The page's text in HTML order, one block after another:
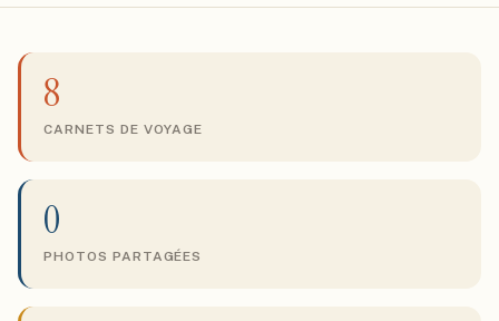
8
CARNETS DE VOYAGE
0
PHOTOS PARTAGÉES